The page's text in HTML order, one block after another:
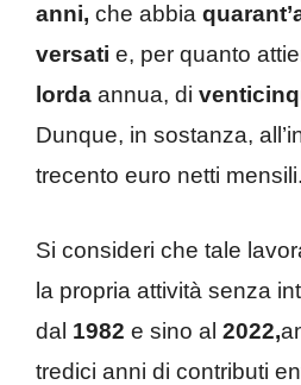
anni, che abbia
versati e, per quanto
lorda annua, di
Dunque, in sostanza,
trecento euro netti mensili.
Si consideri che tale
la propria attività senza
dal 1982 e sino al 2022,
tredici anni di contributi